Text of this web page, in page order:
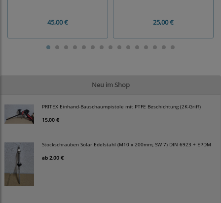
Neu im Shop
PRITEX Einhand-Bauschaumpistole mit PTFE Beschichtung (2K-Griff)
15,00 €
Stockschrauben Solar Edelstahl (M10 x 200mm, SW 7) DIN 6923 + EPDM
ab 2,00 €
45,00 € 25,00 €